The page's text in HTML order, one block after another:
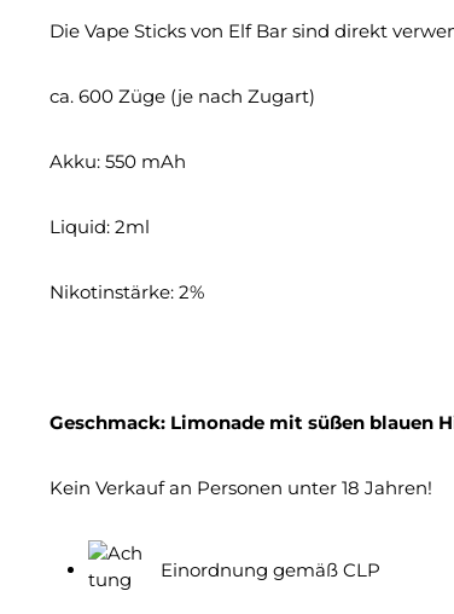
Die Vape Sticks von Elf Bar sind direkt
ca. 600 Züge (je nach Zugart)
Akku: 550 mAh
Liquid: 2ml
Nikotinstärke: 2%
Geschmack: Limonade mit süßen blauen
Kein Verkauf an Personen unter 18 Jahren!
Einordnung gemäß CLP